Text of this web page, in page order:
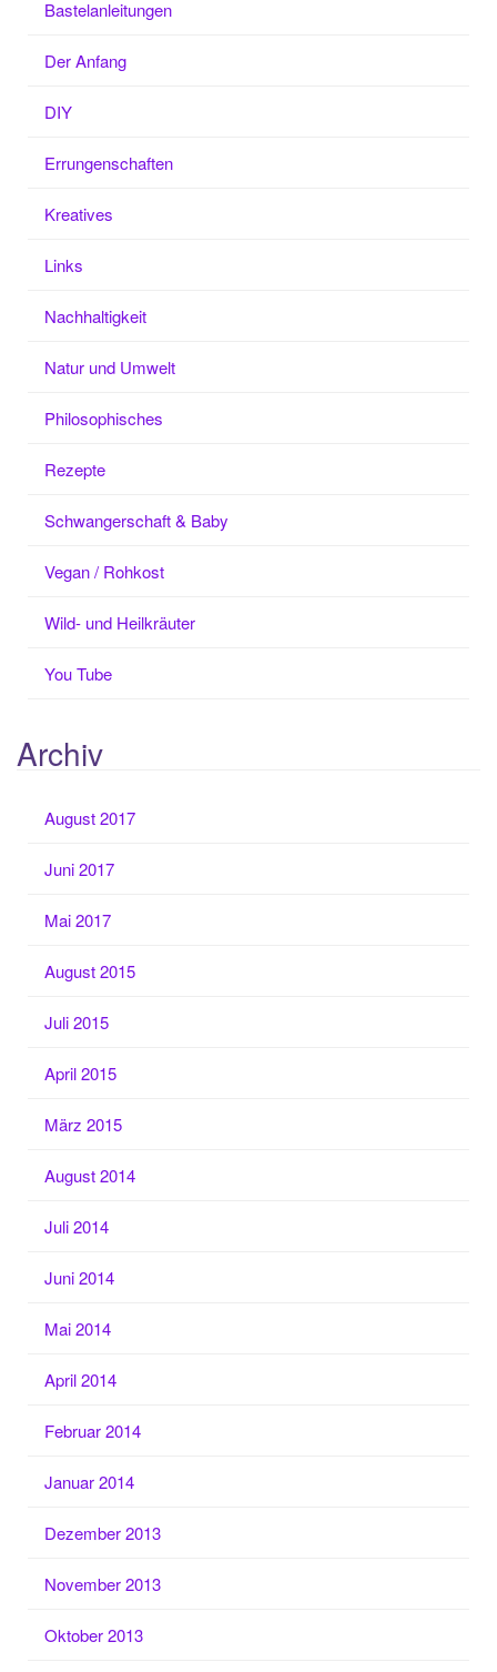
Bastelanleitungen
Der Anfang
DIY
Errungenschaften
Kreatives
Links
Nachhaltigkeit
Natur und Umwelt
Philosophisches
Rezepte
Schwangerschaft & Baby
Vegan / Rohkost
Wild- und Heilkräuter
You Tube
Archiv
August 2017
Juni 2017
Mai 2017
August 2015
Juli 2015
April 2015
März 2015
August 2014
Juli 2014
Juni 2014
Mai 2014
April 2014
Februar 2014
Januar 2014
Dezember 2013
November 2013
Oktober 2013